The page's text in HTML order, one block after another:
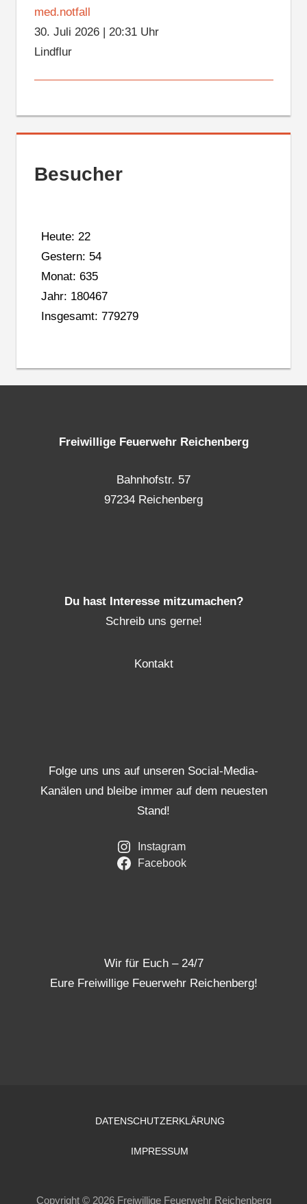
med.notfall
30. Juli 2026| 20:31 Uhr
Lindflur
Besucher
Heute: 22
Gestern: 54
Monat: 635
Jahr: 180467
Insgesamt: 779279
Freiwillige Feuerwehr Reichenberg
Bahnhofstr. 57
97234 Reichenberg
Du hast Interesse mitzumachen?
Schreib uns gerne!
Kontakt
Folge uns uns auf unseren Social-Media-
Kanälen und bleibe immer auf dem neuesten
Stand!
Instagram
Facebook
Wir für Euch – 24/7
Eure Freiwillige Feuerwehr Reichenberg!
DATENSCHUTZERKLÄRUNG
IMPRESSUM
Copyright © 2026 Freiwillige Feuerwehr Reichenberg